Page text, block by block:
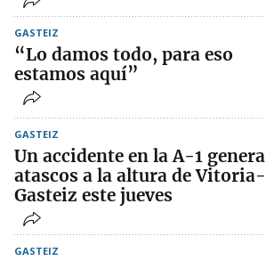
GASTEIZ
“Lo damos todo, para eso
estamos aquí”
GASTEIZ
Un accidente en la A-1 genera
atascos a la altura de Vitoria-
Gasteiz este jueves
GASTEIZ